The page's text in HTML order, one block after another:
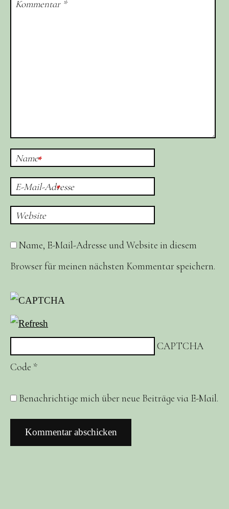
Kommentar *
Name*
E-Mail-Adresse
*
Website
Name, E-Mail-Adresse und Website in diesem
Browser für meinen nächsten Kommentar speichern.
CAPTCHA
Code *
Benachrichtige mich über neue Beiträge via E-Mail.